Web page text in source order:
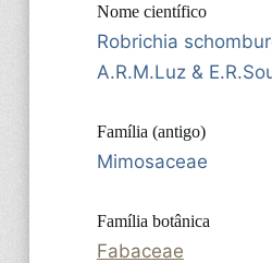
Nome científico
Robrichia
A.R.M.Luz &
Família (antigo)
Mimosaceae
Família botânica
Fabaceae